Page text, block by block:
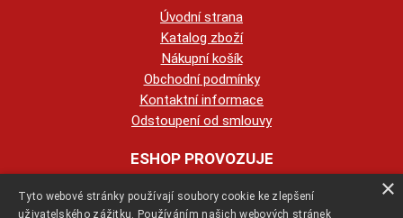
Úvodní strana
Katalog zboží
Nákupní košík
Obchodní podmínky
Kontaktní informace
Odstoupení od smlouvy
ESHOP PROVOZUJE
123KRBY s.r.o.
×
Tyto webové stránky používají soubory cookie ke zlepšení
uživatelského zážitku. Používáním našich webových stránek